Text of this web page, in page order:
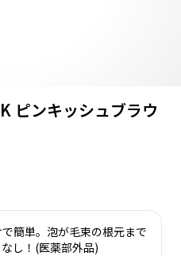
ピンキッシュブラウ
簡単。泡が毛束の根元まで
し！(医薬部外品)